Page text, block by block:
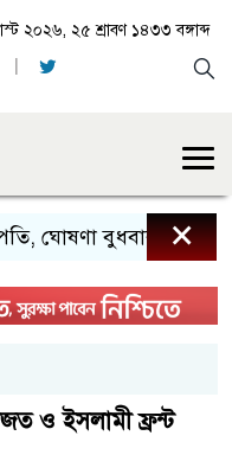
২০২৬, ২৫ শ্রাবণ ১৪৩৩ বঙ্গাব্দ
ঘোষণা বুধবার ×
ও ইসলামী ফ্রন্ট